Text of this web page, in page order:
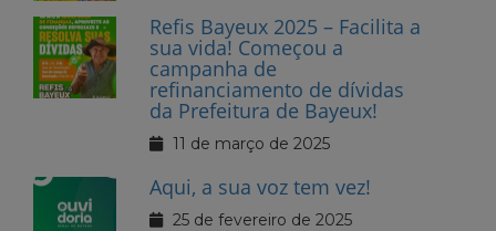
Refis Bayeux 2025 – Facilita a
sua vida! Começou a
campanha de
refinanciamento de dívidas
da Prefeitura de Bayeux!
11 de março de 2025
Aqui, a sua voz tem vez!
25 de fevereiro de 2025